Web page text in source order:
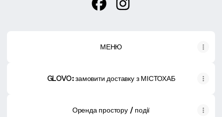
МЕНЮ
GLOVO: замовити доставку з МІСТОХАБ
Оренда простору / події